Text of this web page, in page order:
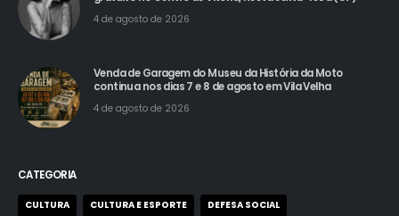
continua nos dias 7 e 8 de agosto em Vila Velha
CULTURA CULTURA E ESPORTE DEFESA SOCIAL